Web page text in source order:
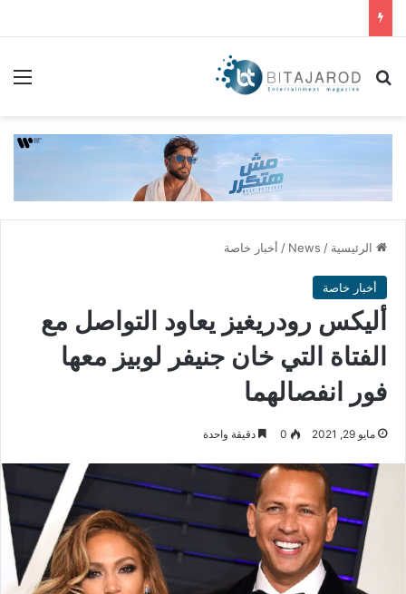
بحث عن
الرئيسية /
News
/ أخبار خاصة
أخبار خاصة
أليكس رودريغيز يعاود التواصل مع
الفتاة التي خان جنيفر لوبيز معها
فور انفصالهما
مايو 29, 2021 0 دقيقة واحدة